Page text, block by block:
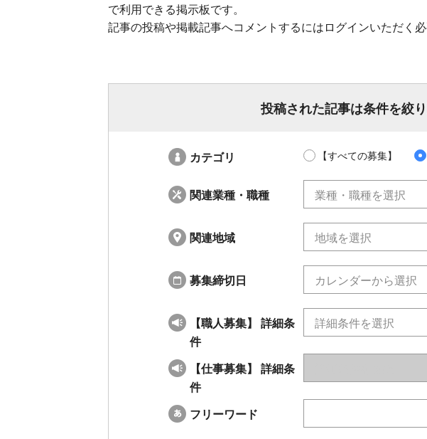
で利用できる掲示板です。
記事の投稿や掲載記事へコメントするにはログインいただく必
投稿された記事は条件を絞
カテゴリ 【すべての募集】
関連業種・職種
関連地域
募集締切日
【職人募集】
詳細条
件
【仕事募集】
詳細条
件
フリーワード